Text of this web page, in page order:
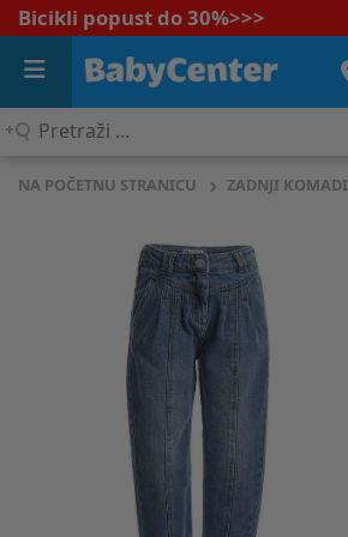
Bicikli popust do 30%>>>
Pretraži
NA POČETNU STRANICU ZADNJI KOMADI